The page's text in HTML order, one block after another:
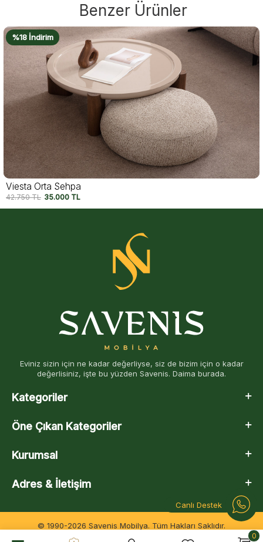
Canlı Destek
0
Benzer Ürünler
%18 İndirim
Viesta Orta Sehpa
42.750TL 35.000 TL
Eviniz sizin için ne kadar değerliyse, siz de bizim için o kadar
değerlisiniz, işte bu yüzden Savenis. Daima burada.
Kategoriler
Öne Çıkan Kategoriler
Kurumsal
Adres & İletişim
© 1990-2026 Savenis Mobilya. Tüm Hakları Saklıdır.